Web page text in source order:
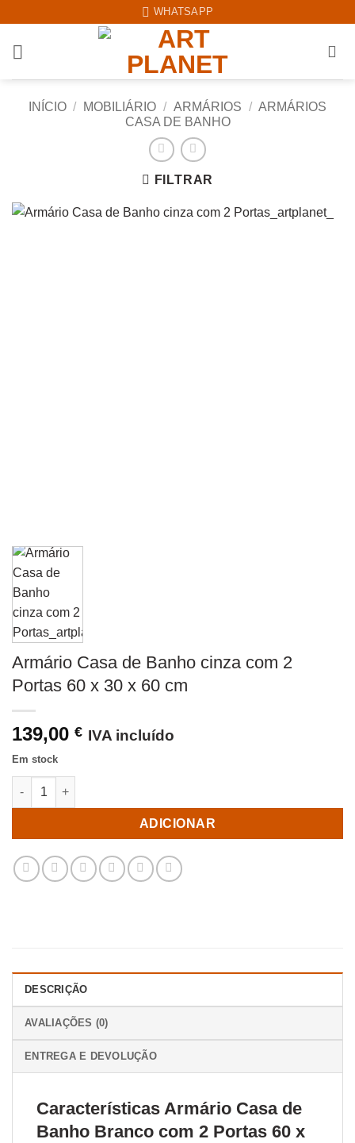
content
WHATSAPP
INÍCIO / MOBILIÁRIO / ARMÁRIOS / ARMÁRIOS
CASA DE BANHO
FILTRAR
Armário Casa de Banho cinza com 2
Portas 60 x 30 x 60 cm
139,00 € IVA incluído
Em stock
Quantidade de Armário Casa de Banho cinza com 2 Portas 60 x
ADICIONAR
DESCRIÇÃO
AVALIAÇÕES (0)
ENTREGA E DEVOLUÇÃO
Características Armário Casa de
Banho Branco com 2 Portas 60 x